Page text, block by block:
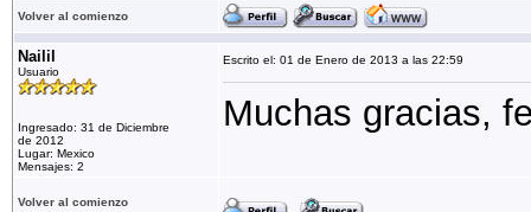
Volver al comienzo
Nailil
Usuario
Ingresado: 31 de Diciembre
de 2012
Lugar: Mexico
Mensajes: 2
Escrito el: 01 de Enero de 2013 a las 22:59
Muchas gracias,
Volver al comienzo